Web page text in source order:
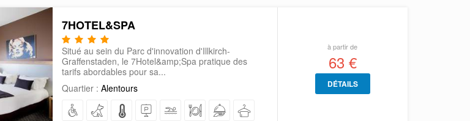
7HOTEL&SPA
Situé au sein du Parc d'innovation d'Illkirch-
Graffenstaden, le 7Hotel&amp;Spa pratique des
tarifs abordables pour sa...
Quartier : Alentours
à partir de
63 €
DÉTAILS